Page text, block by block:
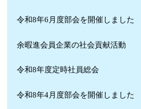
令和8年6月度部会を開催しました
余暇進会員企業の社会貢献活動
令和8年度定時社員総会
令和8年4月度部会を開催しました